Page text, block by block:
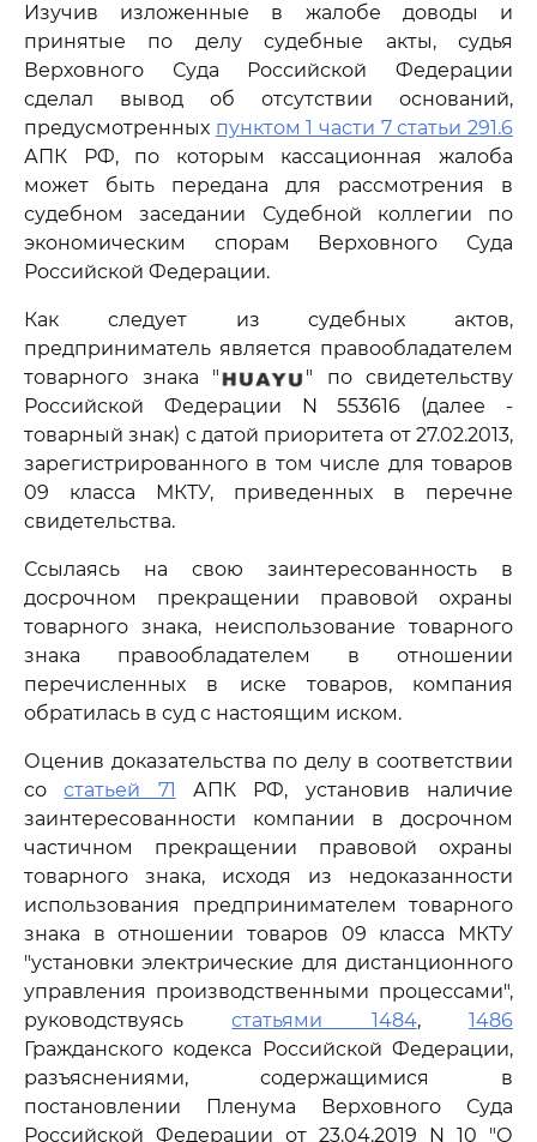
Изучив изложенные в жалобе доводы и
принятые по делу судебные акты, судья
Верховного Суда Российской Федерации
сделал вывод об отсутствии оснований,
предусмотренных пунктом 1 части 7 статьи 291.6
АПК РФ, по которым кассационная жалоба
может быть передана для рассмотрения в
судебном заседании Судебной коллегии по
экономическим спорам Верховного Суда
Российской Федерации.
Как следует из судебных актов,
предприниматель является правообладателем
товарного знака "
" по свидетельству
Российской Федерации N 553616 (далее -
товарный знак) с датой приоритета от 27.02.2013,
зарегистрированного в том числе для товаров
09 класса МКТУ, приведенных в перечне
свидетельства.
Ссылаясь на свою заинтересованность в
досрочном прекращении правовой охраны
товарного знака, неиспользование товарного
знака правообладателем в отношении
перечисленных в иске товаров, компания
обратилась в суд с настоящим иском.
Оценив доказательства по делу в соответствии
состатьей 71 АПК РФ, установив наличие
заинтересованности компании в досрочном
частичном прекращении правовой охраны
товарного знака, исходя из недоказанности
использования предпринимателем товарного
знака в отношении товаров 09 класса МКТУ
"установки электрические для дистанционного
управления производственными процессами",
руководствуясьстатьями 1484,1486
Гражданского кодекса Российской Федерации,
разъяснениями, содержащимися в
постановлении Пленума Верховного Суда
Российской Федерации от 23.04.2019 N 10 "О